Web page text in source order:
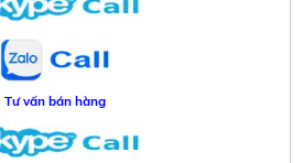
Tư vấn bán hàng